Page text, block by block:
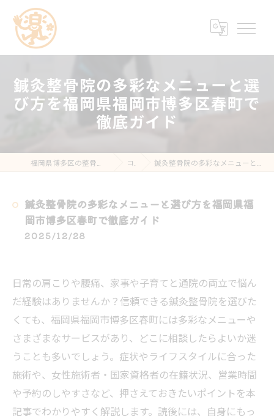
鍼灸整骨院の多彩なメニューと選
び方を福岡県福岡市博多区春町で
徹底ガイド
コラム 鍼灸整骨院の多彩なメニューと選び方を福岡県福岡市博多区春町で徹底ガイド
鍼灸整骨院の多彩なメニューと選び方を福岡県福
岡市博多区春町で徹底ガイド
2025/12/28
日常の肩こりや腰痛、家事や子育てと通院の両立で悩ん
だ経験はありませんか？信頼できる鍼灸整骨院を選びた
くても、福岡県福岡市博多区春町には多彩なメニューや
さまざまなサービスがあり、どこに相談したらよいか迷
うことも多いでしょう。症状やライフスタイルに合った
施術や、女性施術者・国家資格者の在籍状況、営業時間
や予約のしやすさなど、押さえておきたいポイントを本
記事でわかりやすく解説します。読後には、自身にもっ